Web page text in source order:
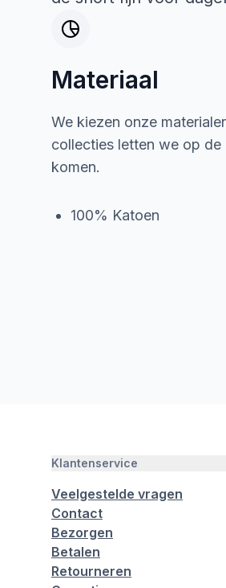
Materiaal
We kiezen onze
collecties letten we op
komen.
100% Katoen
Klantenservice
Veelgestelde vragen
Contact
Bezorgen
Betalen
Retourneren